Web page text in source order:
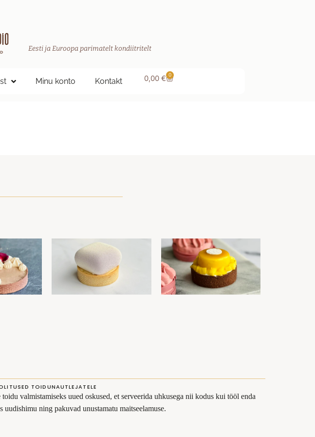
Eesti ja Euroopa parimatelt kondiitritelt
Minu konto Kontakt 0,00 € 0
TOIDUNAUTLEJATELE
valmistamiseks uued oskused, et serveerida uhkusega nii kodus kui tööl enda
ning pakuvad unustamatu maitseelamuse.